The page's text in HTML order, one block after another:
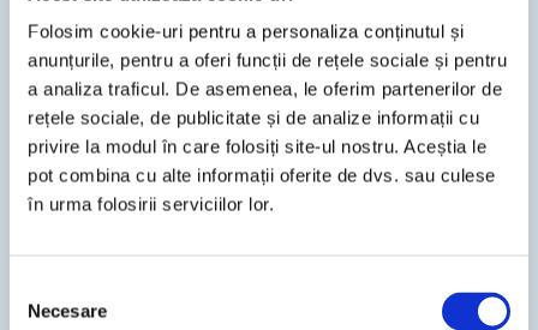
Folosim cookie-uri pentru a personaliza conținutul și
anunțurile, pentru a oferi funcții de rețele sociale și pentru
a analiza traficul. De asemenea, le oferim partenerilor de
rețele sociale, de publicitate și de analize informații cu
privire la modul în care folosiți site-ul nostru. Aceștia le
pot combina cu alte informații oferite de dvs. sau culese
în urma folosirii serviciilor lor.
Necesare
directorii, angajatii, sucursalele, filialele si reprezentantii sai
de si impotriva oricaror cereri, pretentii, actiuni, impuneri,
pierderi, daune, costuri (incluzand, fara nici un fel de
limitare, onorariile avocatilor), cheltuieli, judecati, decizii,
amenzi, regularizari sau alte obligatii rezultate sau
relationate cu orice alta actiune a Utilizatorilor in legatura cu
utilizarea site-ului sau a serviciilor oferite prin intermediul
nu ofera nicio garantie, nici in
mod expres si nici implicit, in ceea ce priveste inclusiv, dar